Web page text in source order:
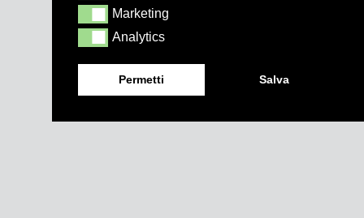
MarketingMarketing
AnalyticsAnalytics
Permetti Salva